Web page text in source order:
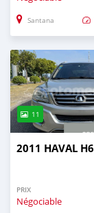
Santana
11
2011 HAVAL H6
PRIX
Négociable